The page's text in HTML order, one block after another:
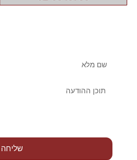
שם
הודעה
שליחה